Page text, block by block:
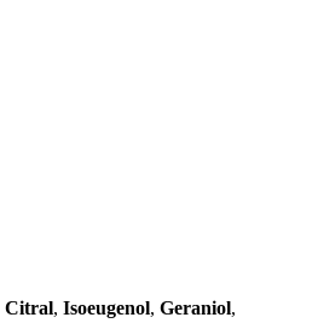
Citral, Isoeugenol, Geraniol,